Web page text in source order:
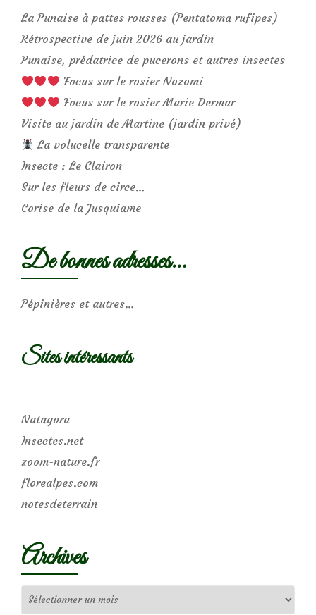
La Punaise à pattes rousses (Pentatoma rufipes)
Rétrospective de juin 2026 au jardin
Punaise, prédatrice de pucerons et autres insectes
Focus sur le rosier Nozomi
Focus sur le rosier Marie Dermar
Visite au jardin de Martine (jardin privé)
La volucelle transparente
Insecte : Le Clairon
Sur les fleurs de circe…
Corise de la Jusquiame
De bonnes adresses…
Pépinières et autres…
Sites intéressants
Natagora
Insectes.net
zoom-nature.fr
florealpes.com
notesdeterrain
Archives